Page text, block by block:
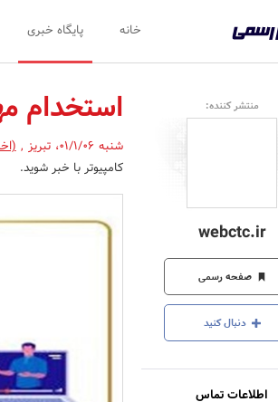
رسمی
-
اخبار
شرکت‌ها،
سازمان‌ها
و
روابط
عمومی‌ها
خانه پایگاه خبری
منتشر کننده:
webctc.ir
صفحه رسمی
دنبال کنید
اطلاعات تماس
استخدام
شنبه 01/1/06 ،تبریز ,
کامپیوتر با خبر شوید.